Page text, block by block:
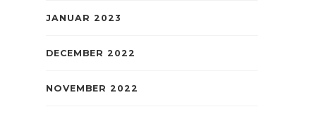
JANUAR 2023
DECEMBER 2022
NOVEMBER 2022